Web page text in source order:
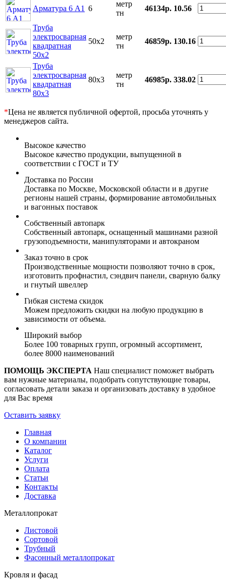
Арматура 6 А1 6
метр
тн
46134р. 10.56
Труба
электросварная
квадратная
50x2
50х2
метр
тн
46859р. 130.16
Труба
электросварная
квадратная
80x3
80x3
метр
тн
46985р. 338.02
*Цена не является публичной офертой, просьба уточнять у
менеджеров сайта.
Высокое качество
Высокое качество продукции, выпущенной в
соответствии с ГОСТ и ТУ
Доставка по России
Доставка по Москве, Московской области и в другие
регионы нашей страны, формирование автомобильных
и вагонных поставок
Собственный автопарк
Собственный автопарк, оснащенный машинами разной
грузоподъемности, манипуляторами и автокраном
Заказ точно в срок
Производственные мощности позволяют точно в срок,
изготовить профнастил, сэндвич панели, сварную балку
и гнутый швеллер
Гибкая система скидок
Можем предложить скидки на любую продукцию в
зависимости от объема.
Широкий выбор
Более 100 товарных групп, огромный ассортимент,
более 8000 наименований
ПОМОЩЬ ЭКСПЕРТА Наш специалист поможет выбрать
вам нужные материалы, подобрать сопутствующие товары,
согласовать детали заказа и организовать доставку в удобное
для Вас время
Оставить заявку
Главная
О компании
Каталог
Услуги
Оплата
Статьи
Контакты
Доставка
Металлопрокат
Листовой
Сортовой
Трубный
Фасонный металлопрокат
Кровля и фасад